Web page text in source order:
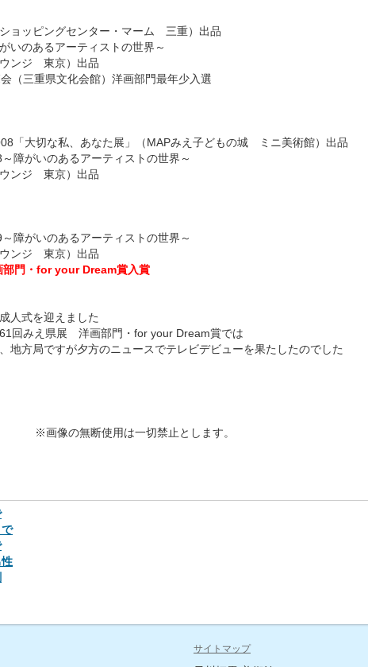
ョッピングセンター・マーム 三重）出品
いのあるアーティストの世界～
ウンジ 東京）出品
（三重県文化会館）洋画部門最年少入選
「大切な私、あなた展」（MAPみえ子どもの城 ミニ美術館）出品
障がいのあるアーティストの世界～
ウンジ 東京）出品
障がいのあるアーティストの世界～
ウンジ 東京）出品
門・for your Dream賞入賞
人式を迎えました
回みえ県展 洋画部門・for your Dream賞では
地方局ですが夕方のニュースでテレビデビューを果たしたのでした
※画像の無断使用は一切禁止とします。
サイトマップ